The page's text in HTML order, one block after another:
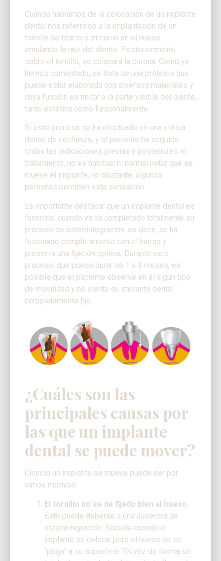
Cuando hablamos de la colocación de un implante
dental nos referimos a la implantación de un
tornillo de titanio o zirconio en el hueso,
emulando la raíz del diente. Posteriormente,
sobre el tornillo, se colocará la corona. Como ya
hemos comentado, se trata de una prótesis que
puede estar elaborada con diversos materiales y
cuya función es imitar a la parte visible del diente,
tanto estética como funcionalmente.
Si este proceso se ha efectuado en una clínica
dental de confianza, y el paciente ha seguido
todas las indicaciones previas y posteriores al
tratamiento, no es habitual ni normal notar que se
mueve el implante, no obstante, algunas
personas perciben esta sensación.
Es importante destacar que un implante dental es
funcional cuando ya ha completado totalmente su
proceso de osteointegración, es decir, se ha
fusionado completamente con el hueso y
presenta una fijación óptima. Durante este
proceso, que puede durar de 1 a 3 meses, es
posible que el paciente observe en él algún tipo
de movilidad y no sienta su implante dental
completamente fijo.
¿Cuáles son las
principales causas por
las que un implante
dental se puede mover?
Cuando un implante se mueve puede ser por
varios motivos:
El tornillo no se ha fijado bien al hueso
Esto puede deberse a una ausencia de
osteointegración . Sucede cuando el
implante se coloca, pero el hueso no se
“pega” a su superficie. En vez de formarse